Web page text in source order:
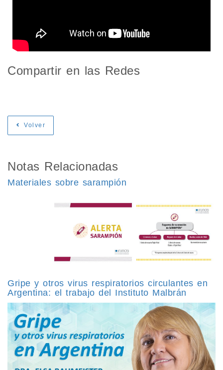
Compartir en las Redes
Volver
Notas Relacionadas
Materiales sobre sarampión
Gripe y otros virus respiratorios circulantes en
Argentina: el trabajo del Instituto Malbrán